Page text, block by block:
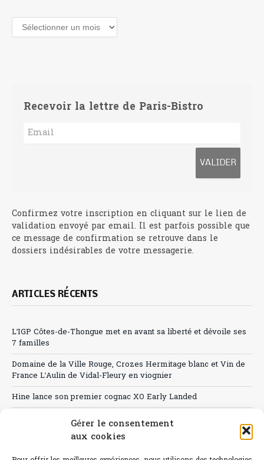
Gérer le consentement
aux cookies
Archives
Recevoir la lettre de Paris-Bistro
Confirmez votre inscription en cliquant sur le lien de
validation envoyé par email. Il est parfois possible que
ce message de confirmation se retrouve dans le
dossiers indésirables de votre messagerie.
ARTICLES RÉCENTS
L’IGP Côtes-de-Thongue met en avant sa liberté et dévoile ses
7 familles
Domaine de la Ville Rouge, Crozes Hermitage blanc et Vin de
France L’Aulin de Vidal-Fleury en viognier
Hine lance son premier cognac XO Early Landed
Canicule : A quand le CHR à « l’heure espagnole » ?